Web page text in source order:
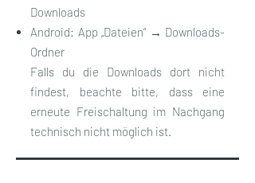
Downloads
Android: App „Dateien“ → Downloads-
Ordner
Falls du die Downloads dort nicht
findest, beachte bitte, dass eine
erneute Freischaltung im Nachgang
technisch nicht möglich ist.